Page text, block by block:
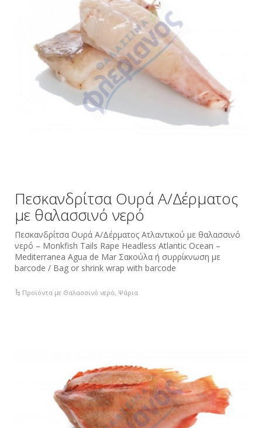
Πεσκανδρίτσα Ουρά Α/Δέρματος
με θαλασσινό νερό
Πεσκανδρίτσα Ουρά Α/Δέρματος Ατλαντικού με θαλασσινό
νερό – Monkfish Tails Rape Headless Atlantic Ocean –
Mediterranea Agua de Mar Σακούλα ή συρρίκνωση με
barcode / Bag or shrink wrap with barcode
Προϊόντα με Θαλασσινό νερό, Ψάρια